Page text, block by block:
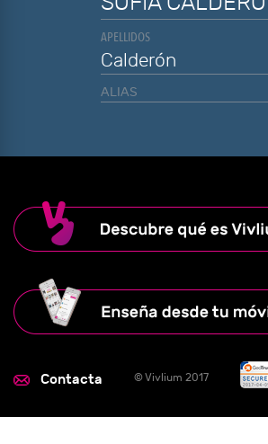
APELLIDOS
Calderón
ALIAS
Contacta © Vivlium 2017